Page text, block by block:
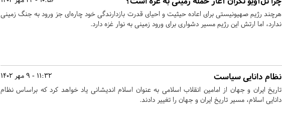
هرچند رژیم صهیونیستی برای اعاده حیثیت و احیای قدرت بازدارندگی خود چاره‌ای جز ورود به جنگ زمینی
ندارد، اما ارتش این رژیم مسیر دشواری برای ورود زمینی به نوار غزه دارد.
11:32 - 9 مهر 1402 نظام دانایی سیاست
تاریخ ایران و جهان از امامین انقلاب اسلامی به عنوان اسلام اندیشانی یاد خواهد کرد که براساس نظام
دانایی اسلام، مسیر تاریخ ایران و جهان را تغییر دادند.